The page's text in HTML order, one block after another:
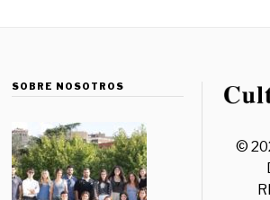
SOBRE NOSOTROS
©